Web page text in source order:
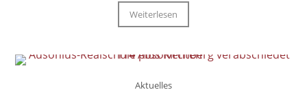
Weiterlesen
Aktuelles